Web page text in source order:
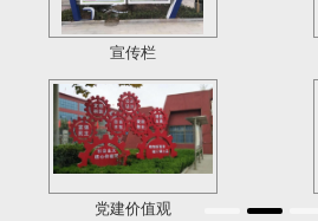
宣传栏
党建价值观